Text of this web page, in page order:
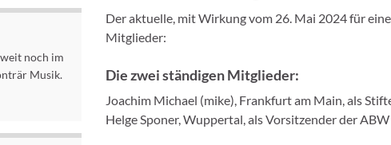
Der aktuelle, mit Wirkung vom 26. Mai 2024 für
Mitglieder:
Die zwei ständigen Mitglieder:
Joachim Michael (mike), Frankfurt am Main, als
Helge Sponer, Wuppertal, als Vorsitzender der ABW
noch im
Musik.